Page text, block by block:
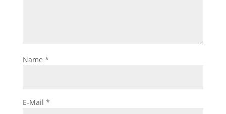
Name *
E-Mail *